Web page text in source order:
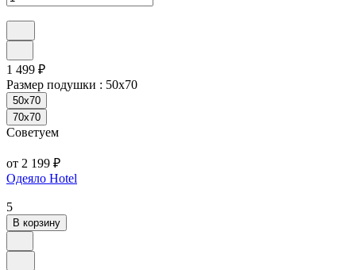
1 499 ₽
Размер подушки : 50х70
50х70
70х70
Советуем
от 2 199 ₽
Одеяло Hotel
5
В корзину